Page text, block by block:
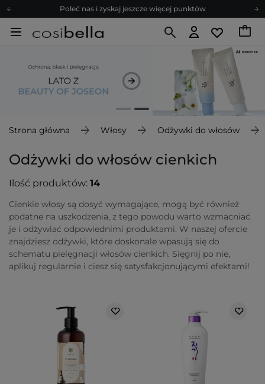
Poleć nas i zyskaj jeszcze więcej punktów
Zapisz się na newsletter pełen porad
Z nami to możliwe! Realizacja zamówienia do 24h.
Poleć nas i zyskaj jeszcze więcej punktów
Zapisz się na newsletter pełen porad
Strona główna Włosy Odżywki do włosów
Odżywki do włosów cienkich
Ilość produktów: 14
Cienkie włosy są dosyć wymagające, mogą być również
podatne na uszkodzenia, z tego powodu warto wzmacniać
je i odżywiać odpowiednimi produktami. W naszej ofercie
znajdziesz odżywki, które doskonale wpasują się do
schematu pielęgnacji włosów cienkich. Sięgnij po nie,
aplikuj regularnie i ciesz się satysfakcjonującymi efektami!